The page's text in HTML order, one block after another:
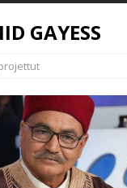
GAYESS